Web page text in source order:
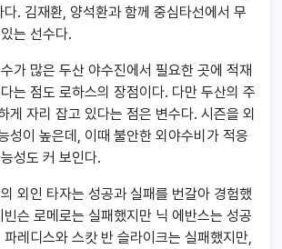
. 김재환, 양석환과 함께 중심타선에서 무
는 선수다.
가 많은 두산 야수진에서 필요한 곳에 적재
는 점도 로하스의 장점이다. 다만 두산의 주
게 자리 잡고 있다는 점은 변수다. 시즌을 외
성이 높은데, 이때 불안한 외야수비가 적응
성도 커 보인다.
외인 타자는 성공과 실패를 번갈아 경험했
슨 로메로는 실패했지만 닉 에반스는 성공
레디스와 스캇 반 슬라이크는 실패했지만,